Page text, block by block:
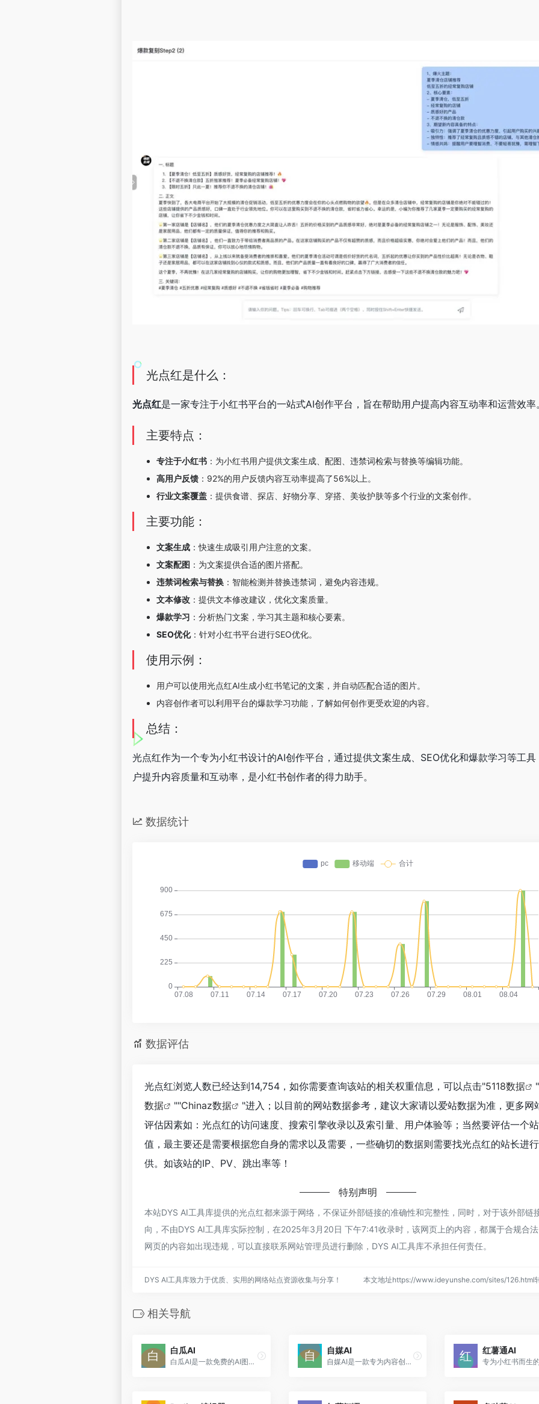
光点红是什么：
光点红是一家专注于小红书平台的一站式AI创作平台，旨在帮助用户提高内容互动率和运营效率
主要特点：
专注于小红书：为小红书用户提供文案生成、配图、违禁词检索与替换等编辑功能。
高用户反馈：92%的用户反馈内容互动率提高了56%以上。
行业文案覆盖：提供食谱、探店、好物分享、穿搭、美妆护肤等多个行业的文案创作。
主要功能：
文案生成：快速生成吸引用户注意的文案。
文案配图 ：为文案提供合适的图片搭配。
违禁词检索与替换：智能检测并替换违禁词，避免内容违规。
文本修改：提供文本修改建议，优化文案质量。
爆款学习 ：分析热门文案，学习其主题和核心要素。
SEO优化：针对小红书平台进行SEO优化。
使用示例：
用户可以使用光点红AI生成小红书笔记的文案，并自动匹配合适的图片。
内容创作者可以利用平台的爆款学习功能，了解如何创作更受欢迎的内容。
总结：
光点红作为一个专为小红书设计的AI创作平台，通过提供文案生成、SEO优化和爆款学习等工具
户提升内容质量和互动率，是小红书创作者的得力助手。
数据统计
数据评估
光点红浏览人数已经达到14,754，如你需要查询该站的相关权重信息，可以点击"5118数据
数据
""Chinaz数据
"进入；以目前的网站数据参考，建议大家请以爱站数据为准，更多网
评估因素如：光点红的访问速度、搜索引擎收录以及索引量、用户体验等；当然要评估一个
值，最主要还是需要根据您自身的需求以及需要，一些确切的数据则需要找光点红的站长进
供。如该站的IP、PV、跳出率等！
特别声明
本站DYS AI工具库提供的光点红都来源于网络，不保证外部链接的准确性和完整性，同时，对于该外部链
向，不由DYS AI工具库实际控制，在2025年3月20日 下午7:41收录时，该网页上的内容，都属于合规合
网页的内容如出现违规，可以直接联系网站管理员进行删除，DYS AI工具库不承担任何责任。
DYS AI工具库致力于优质、实用的网络站点资源收集与分享！ 本文地址https://www.ideyunshe.com/sites/126.html
相关导航
白瓜AI
白瓜AI是一款免费的AI图文创作工具，旨在帮助用户快速生成图文内容，提升创作效率和质量。
自媒AI
自媒AI是一款专为内容创作者而生的AI工具，它提供AI改写、生成文章、小红书笔记生成、标题优化等功能，旨在帮助创作者轻松提升内容质量，提高阅读量，让内容更具吸引力。
红薯通AI